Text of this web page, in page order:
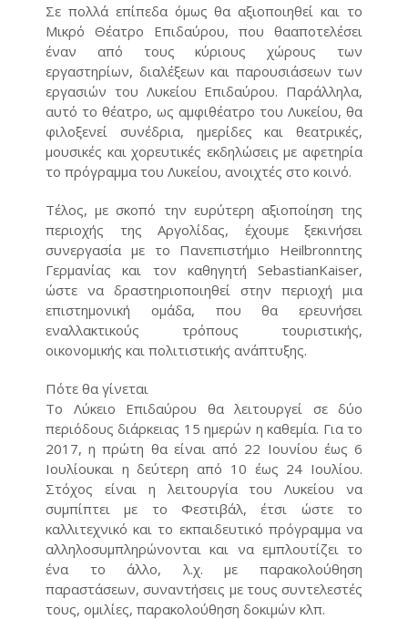
Σε πολλά επίπεδα όμως θα αξιοποιηθεί και το
Μικρό Θέατρο Επιδαύρου, που θααποτελέσει
έναν από τους κύριους χώρους των
εργαστηρίων, διαλέξεων και παρουσιάσεων των
εργασιών του Λυκείου Επιδαύρου. Παράλληλα,
αυτό το θέατρο, ως αμφιθέατρο του Λυκείου, θα
φιλοξενεί συνέδρια, ημερίδες και θεατρικές,
μουσικές και χορευτικές εκδηλώσεις με αφετηρία
το πρόγραμμα του Λυκείου, ανοιχτές στο κοινό.
Τέλος, με σκοπό την ευρύτερη αξιοποίηση της
περιοχής της Αργολίδας, έχουμε ξεκινήσει
συνεργασία με το Πανεπιστήμιο Heilbronnτης
Γερμανίας και τον καθηγητή SebastianKaiser,
ώστε να δραστηριοποιηθεί στην περιοχή μια
επιστημονική ομάδα, που θα ερευνήσει
εναλλακτικούς τρόπους τουριστικής,
οικονομικής και πολιτιστικής ανάπτυξης.
Πότε θα γίνεται
Το Λύκειο Επιδαύρου θα λειτουργεί σε δύο
περιόδους διάρκειας 15 ημερών η καθεμία. Για το
2017, η πρώτη θα είναι από 22 Ιουνίου έως 6
Ιουλίουκαι η δεύτερη από 10 έως 24 Ιουλίου.
Στόχος είναι η λειτουργία του Λυκείου να
συμπίπτει με το Φεστιβάλ, έτσι ώστε το
καλλιτεχνικό και το εκπαιδευτικό πρόγραμμα να
αλληλοσυμπληρώνονται και να εμπλουτίζει το
ένα το άλλο, λ.χ. με παρακολούθηση
παραστάσεων, συναντήσεις με τους συντελεστές
τους, ομιλίες, παρακολούθηση δοκιμών κλπ.